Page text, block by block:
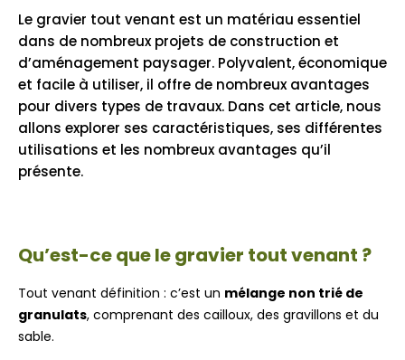
Le gravier tout venant est un matériau essentiel
dans de nombreux projets de construction et
d’aménagement paysager. Polyvalent, économique
et facile à utiliser, il offre de nombreux avantages
pour divers types de travaux. Dans cet article, nous
allons explorer ses caractéristiques, ses différentes
utilisations et les nombreux avantages qu’il
présente.
Qu’est-ce que le gravier tout venant ?
Tout venant définition : c’est un mélange non trié de
granulats, comprenant des cailloux, des gravillons et du
sable.